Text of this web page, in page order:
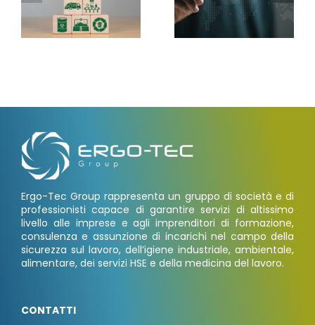
Ergo-Tec Group rappresenta un gruppo di società e di
professionisti capace di garantire servizi di altissimo
livello alle imprese e agli imprenditori di formazione,
consulenza e assunzione di incarichi nel campo della
sicurezza sul lavoro, dell’igiene industriale, ambientale,
alimentare, dei servizi HSE e della medicina del lavoro.
CONTATTI